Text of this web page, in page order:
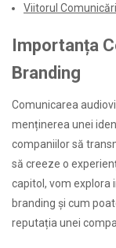
Viitorul
Importanța
Branding
Comunicarea
menținerea unei
companiilor să
să creeze o
capitol, vom explora
branding și cum
reputația unei